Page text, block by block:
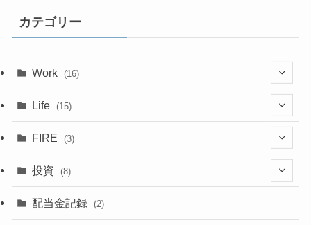
ブ
カテゴリー
Work (16)
(4)
Life (15)
(1)
(4)
FIRE (3)
(1)
投資 (8)
配当金記録 (2)